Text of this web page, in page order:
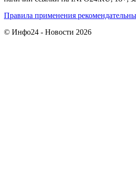
Правила применения
© Инфо24 - Новости 2026